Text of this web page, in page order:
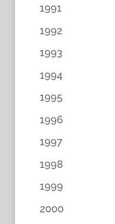
1991
1992
1993
1994
1995
1996
1997
1998
1999
2000